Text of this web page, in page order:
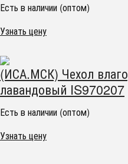
Есть в наличии (оптом)
Узнать цену
(ИСА.МСК) Чехол
лавандовый IS970207
Есть в наличии (оптом)
Узнать цену